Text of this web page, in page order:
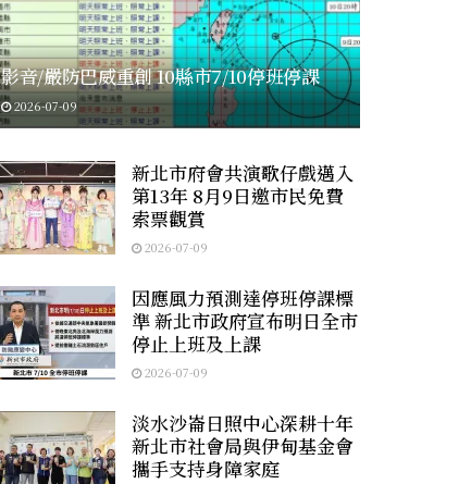
影音/嚴防巴威重創 10縣市7/10停班停課
2026-07-09
新北市府會共演歌仔戲邁入
第13年 8月9日邀市民免費
索票觀賞
2026-07-09
因應風力預測達停班停課標
準 新北市政府宣布明日全市
停止上班及上課
2026-07-09
淡水沙崙日照中心深耕十年
新北市社會局與伊甸基金會
攜手支持身障家庭